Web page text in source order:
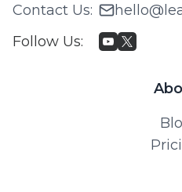
Contact Us:
Follow Us: